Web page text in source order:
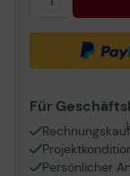
Für
Rechnungskauf
1
Persönlicher